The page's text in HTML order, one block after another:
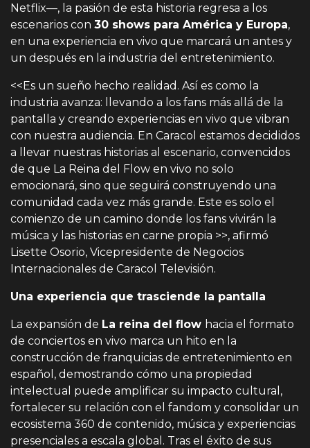
Netflix—, la pasión de esta historia regresa a los
escenarios con 30 shows para América y Europa,
en una experiencia en vivo que marcará un antes y
un después en la industria del entretenimiento.
<<Es un sueño hecho realidad. Así es como la
industria avanza: llevando a los fans más allá de la
pantalla y creando experiencias en vivo que vibran
con nuestra audiencia. En Caracol estamos decididos
a llevar nuestras historias al escenario, convencidos
de que La Reina del Flow en vivo no solo
emocionará, sino que seguirá construyendo una
comunidad cada vez más grande. Este es solo el
comienzo de un camino donde los fans vivirán la
música y las historias en carne propia >>, afirmó
Lisette Osorio, Vicepresidente de Negocios
Internacionales de Caracol Televisión.
Una experiencia que trasciende la pantalla
La expansión de La reina del flow hacia el formato
de conciertos en vivo marca un hito en la
construcción de franquicias de entretenimiento en
español, demostrando cómo una propiedad
intelectual puede amplificar su impacto cultural,
fortalecer su relación con el fandom y consolidar un
ecosistema 360 de contenido, música y experiencias
presenciales a escala global. Tras el éxito de sus